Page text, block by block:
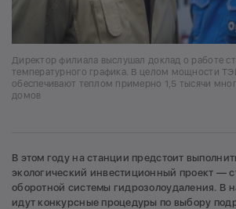
Директор филиала выслушал доклад о работе
температурного графика. В целом мощности
обеспечивают теплом примерно 1,5 тысячи
домов
В этом году на станции предстоит
экологический инвестиционный проект —
оборотной системы гидрозолоудаления. В
идут конкурсные процедуры по выбору